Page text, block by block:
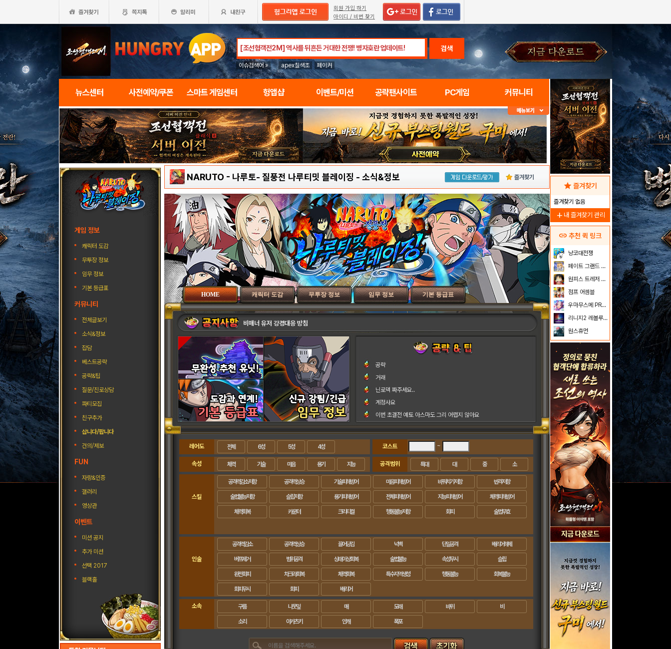
회원 가입 하기
아이디 / 비번 찾기
검색
이슈검색어 » apex칠색조 페이커
뉴스센터 사전예약/쿠폰 스마트 게임센터 헝앱샵 이벤트/미션 공략팬사이트 PC게임 커뮤니티
게임 정보
캐릭터 도감
무투장 정보
임무 정보
기본 등급표
커뮤니티
전체글보기
소식&정보
잡담
베스트공략
공략&팁
질문/진로상담
파티모집
친구추가
삽니다/팝니다
건의/제보
FUN
자랑&인증
갤러리
영상관
이벤트
미션 공지
추가 미션
선택 2017
블랙홀
NARUTO - 나루토- 질풍전 나루티밋 블레이징 - 소식&정보 즐겨찾기
HOME 캐릭터 도감 무투장 정보 임무 정보 기본 등급표
비매너 유저 강경대응 방침
공략
거래
닌로덱 짜주세요..
계정사요
이번 초결전 예토 아스마도 그리 어렵지 않아요
레어도 전체 6성 5성 4성 코스트 ~
속성 체력 기술 마음 용기 지능 공격범위 특대 대 중 소
스킬
공격력감소저항 공격력상승 기술피해방어 마음피해방어 바꿔치기저항 반격저항
술법불능저항 슬립저항 용기피해방어 전체피해방어 지능피해방어 체력피해방어
체력회복 카운터 크리티컬 행동불능저항 회피 술법무효
인술
공격력감소 공격력상승 끌어당김 넉백 단일공격 배리어해제
버프제거 범위공격 상태이상회복 술법불능 속성무시 슬립
완전회피 차크라회복 체력회복 특수지역생성 행동불능 회복불능
회피무시 회피 배리어
소속 구름 나뭇잎 매 모래 바위 비
소리 아카츠키 안개 폭포
star 즐겨찾기
즐겨찾기 없음
add 내 즐겨찾기 관리
link 추천 퀵 링크
냥코대전쟁
페이트 그랜드 오더
원피스 트레저 크루즈
점프 어셈블
우마무스메 PRETTY DERBY
리니지2 레볼루션
원스휴먼